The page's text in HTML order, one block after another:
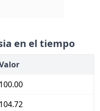
en el tiempo
100.00
104.72